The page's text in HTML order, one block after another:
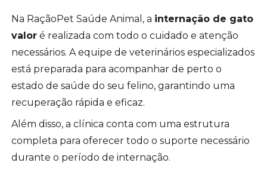
Na RaçãoPet Saúde Animal, a internação de gato
valor é realizada com todo o cuidado e atenção
necessários. A equipe de veterinários especializados
está preparada para acompanhar de perto o
estado de saúde do seu felino, garantindo uma
recuperação rápida e eficaz.
Além disso, a clínica conta com uma estrutura
completa para oferecer todo o suporte necessário
durante o período de internação.